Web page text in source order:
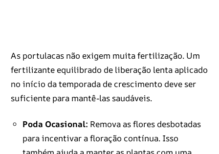
As portulacas não exigem muita fertilização. Um
fertilizante equilibrado de liberação lenta aplicado
no início da temporada de crescimento deve ser
suficiente para mantê-las saudáveis.
Poda Ocasional: Remova as flores desbotadas
para incentivar a floração contínua. Isso